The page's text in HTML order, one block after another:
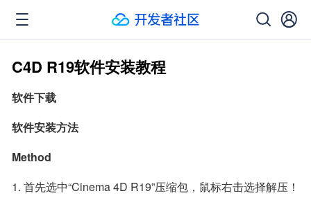
C4D R19软件安装教程
软件下载
软件安装方法
Method
1. 首先选中“Cinema 4D R19”压缩包，鼠标右击选择解压！